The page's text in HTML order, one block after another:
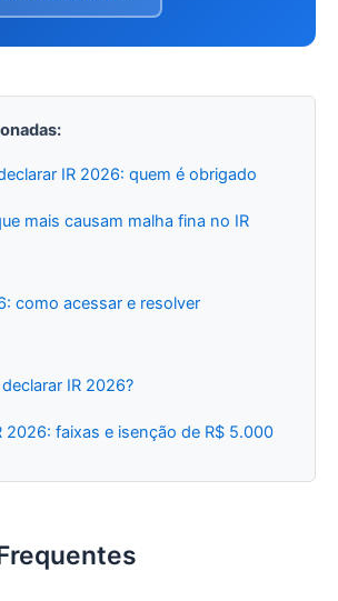
IR 2026: quem é obrigado
mais causam malha fina no IR
como acessar e resolver
IR 2026?
2026: faixas e isenção de R$ 5.000